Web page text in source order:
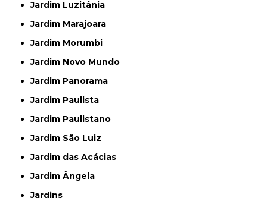
Jardim Luzitânia
Jardim Marajoara
Jardim Morumbi
Jardim Novo Mundo
Jardim Panorama
Jardim Paulista
Jardim Paulistano
Jardim São Luiz
Jardim das Acácias
Jardim Ângela
Jardins